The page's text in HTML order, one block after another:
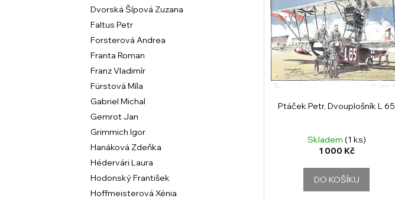
Dvorská Šípová Zuzana
Faltus Petr
Forsterová Andrea
Franta Roman
Franz Vladimír
Fürstová Míla
Gabriel Michal
Gemrot Jan
Grimmich Igor
Hanáková Zdeňka
Hédervári Laura
Hodonský František
Hoffmeisterová Xénia
Ptáček Petr, Dvouplošník L 65
Skladem (1 ks)
1 000 Kč
DO KOŠÍKU